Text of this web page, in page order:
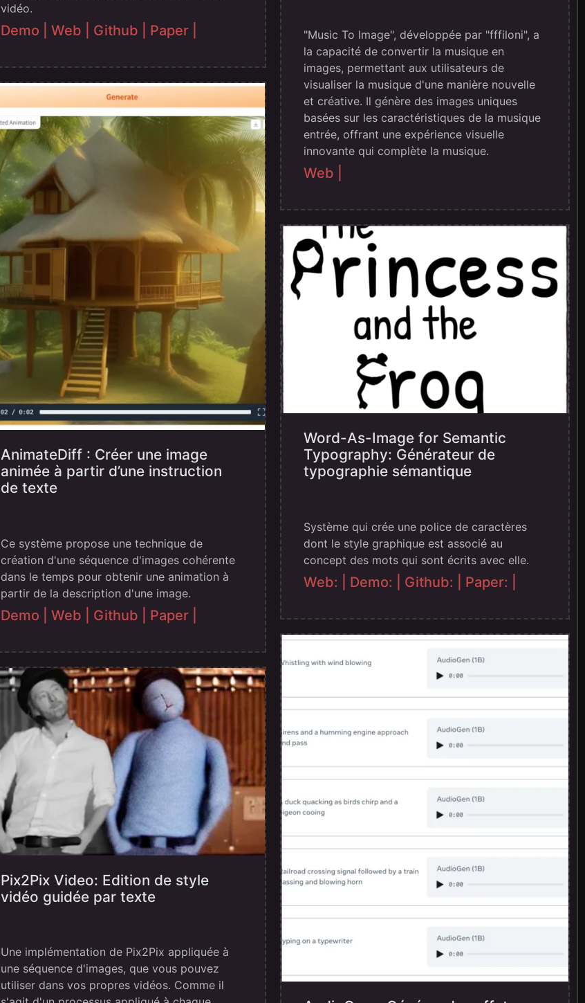
"Music To Image", développée par "fffiloni", a
la capacité de convertir la musique en
images, permettant aux utilisateurs de
visualiser la musique d'une manière nouvelle
et créative. Il génère des images uniques
basées sur les caractéristiques de la musique
entrée, offrant une expérience visuelle
innovante qui complète la musique.
Web |
vidéo.
Demo | Web | Github | Paper |
AnimateDiff : Créer une image
animée à partir d’une instruction
de texte
Ce système propose une technique de
création d'une séquence d'images cohérente
dans le temps pour obtenir une animation à
partir de la description d'une image.
Demo | Web | Github | Paper |
Word-As-Image for Semantic
Typography: Générateur de
typographie sémantique
Système qui crée une police de caractères
dont le style graphique est associé au
concept des mots qui sont écrits avec elle.
Web: | Demo: | Github: | Paper: |
Pix2Pix Video: Edition de style
vidéo guidée par texte
Une implémentation de Pix2Pix appliquée à
une séquence d'images, que vous pouvez
utiliser dans vos propres vidéos. Comme il